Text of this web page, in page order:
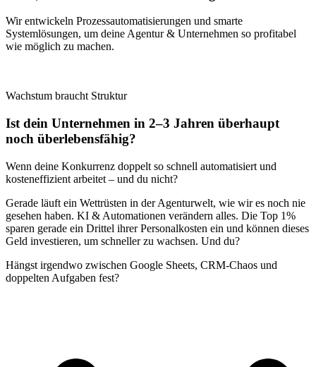
Wir entwickeln Prozessautomatisierungen und smarte
Systemlösungen, um deine Agentur & Unternehmen so profitabel
wie möglich zu machen.
Wachstum braucht Struktur
Ist dein Unternehmen in 2–3 Jahren überhaupt
noch überlebensfähig?
Wenn deine Konkurrenz doppelt so schnell automatisiert und
kosteneffizient arbeitet – und du nicht?
Gerade läuft ein Wettrüsten in der Agenturwelt, wie wir es noch nie
gesehen haben. KI & Automationen verändern alles. Die Top 1%
sparen gerade ein Drittel ihrer Personalkosten ein und können dieses
Geld investieren, um schneller zu wachsen. Und du?
Hängst irgendwo zwischen Google Sheets, CRM-Chaos und
doppelten Aufgaben fest?